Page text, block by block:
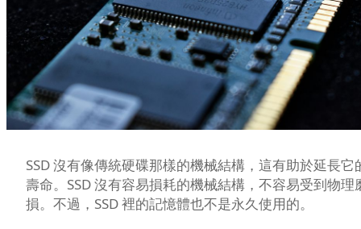
SSD 沒有像傳統硬碟那樣的機械結構，這有助於延長它
壽命。SSD 沒有容易損耗的機械結構，不容易受到物理
損。不過，SSD 裡的記憶體也不是永久使用的。